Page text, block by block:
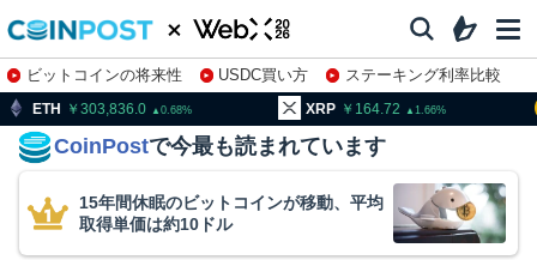
ビットコインの将来性 USDC買い方
ステーキング利率比較
株特集・関連銘柄
0.68 164.72 1.66
CoinPostで今最も読まれています
15年間休眠のビットコインが移動、平均
取得単価は約10ドル